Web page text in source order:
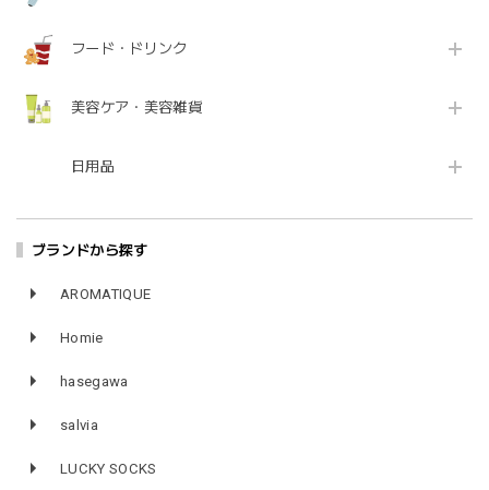
フード・ドリンク
美容ケア・美容雑貨
日用品
ブランドから探す
AROMATIQUE
Homie
hasegawa
salvia
LUCKY SOCKS